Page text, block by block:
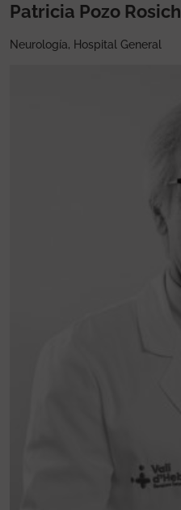
Patricia Pozo Rosich
Neurología, Hospital General